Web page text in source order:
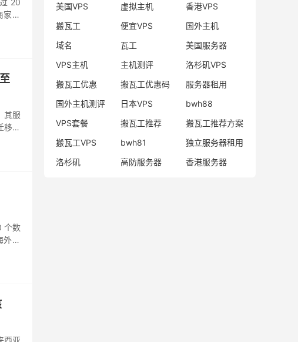
20
之
其服
移机
个数
部
西亚
美国VPS
虚拟主机
香港VPS
搬瓦工
便宜VPS
国外主机
域名
瓦工
美国服务器
VPS主机
主机测评
洛杉矶VPS
搬瓦工优惠
搬瓦工优惠码
服务器租用
国外主机测评
日本VPS
bwh88
VPS套餐
搬瓦工推荐
搬瓦工推荐方案
搬瓦工VPS
bwh81
独立服务器租用
洛杉矶
高防服务器 香港服务器